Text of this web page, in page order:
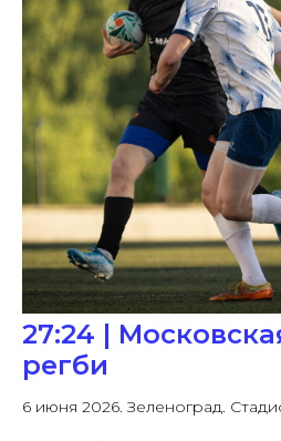
27:24 |
регби
6 июня 2026. Зеленоград.